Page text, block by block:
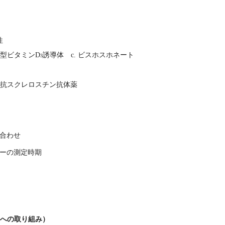
ビタミンD3誘導体 c. ビスホスホネート
スクレロスチン抗体薬
わせ
の測定時期
の取り組み）